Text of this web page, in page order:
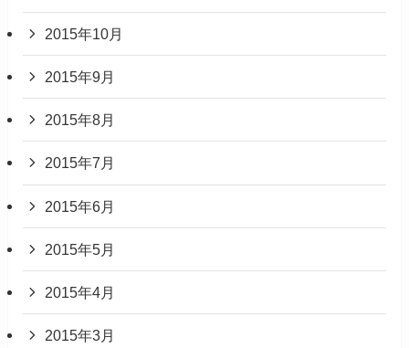
2015年10月
2015年9月
2015年8月
2015年7月
2015年6月
2015年5月
2015年4月
2015年3月